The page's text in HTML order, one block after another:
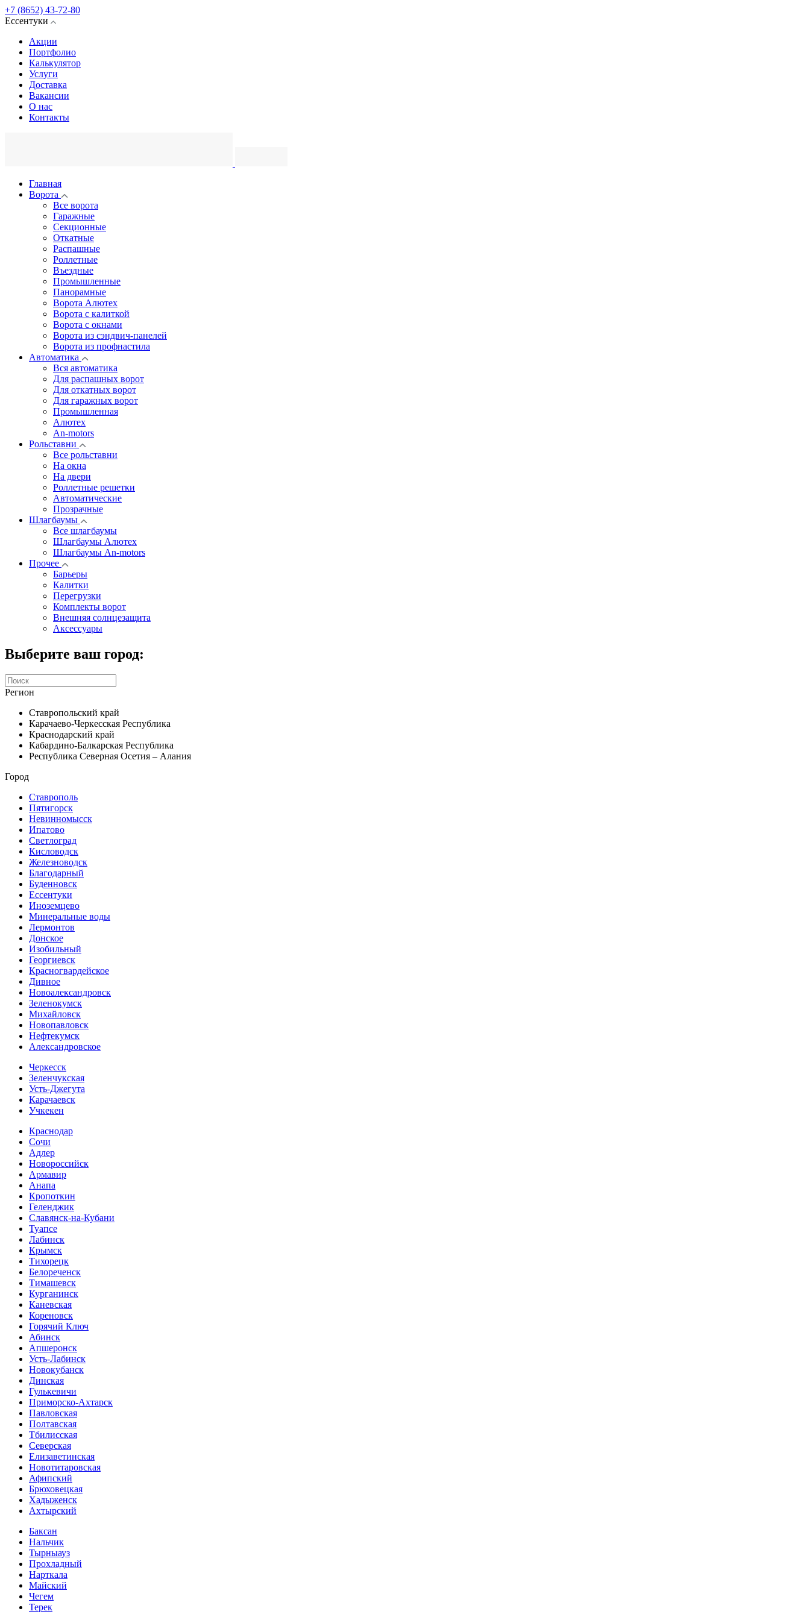
+7 (8652) 43-72-80
Ессентуки
Акции
Портфолио
Калькулятор
Услуги
Доставка
Вакансии
О нас
Контакты
Главная
Ворота
Все ворота
Гаражные
Секционные
Откатные
Распашные
Роллетные
Въездные
Промышленные
Панорамные
Ворота Алютех
Ворота с калиткой
Ворота c окнами
Ворота из сэндвич-панелей
Ворота из профнастила
Автоматика
Вся автоматика
Для распашных ворот
Для откатных ворот
Для гаражных ворот
Промышленная
Алютех
An-motors
Рольставни
Все рольставни
На окна
На двери
Роллетные решетки
Автоматические
Прозрачные
Шлагбаумы
Все шлагбаумы
Шлагбаумы Алютех
Шлагбаумы An-motors
Прочее
Барьеры
Калитки
Перегрузки
Комплекты ворот
Внешняя солнцезащита
Аксессуары
Выберите ваш город:
Регион
Ставропольский край
Карачаево-Черкесская Республика
Краснодарский край
Кабардино-Балкарская Республика
Республика Северная Осетия – Алания
Город
Ставрополь
Пятигорск
Невинномысск
Ипатово
Светлоград
Кисловодск
Железноводск
Благодарный
Буденновск
Ессентуки
Иноземцево
Минеральные воды
Лермонтов
Донское
Изобильный
Георгиевск
Красногвардейское
Дивное
Новоалександровск
Зеленокумск
Михайловск
Новопавловск
Нефтекумск
Александровское
Черкесск
Зеленчукская
Усть-Джегута
Карачаевск
Учкекен
Краснодар
Сочи
Адлер
Новороссийск
Армавир
Анапа
Кропоткин
Геленджик
Славянск-на-Кубани
Туапсе
Лабинск
Крымск
Тихорецк
Белореченск
Тимашевск
Курганинск
Каневская
Кореновск
Горячий Ключ
Абинск
Апшеронск
Усть-Лабинск
Новокубанск
Динская
Гулькевичи
Приморско-Ахтарск
Павловская
Полтавская
Тбилисская
Северская
Елизаветинская
Новотитаровская
Афипский
Брюховецкая
Хадыженск
Ахтырский
Баксан
Нальчик
Тырныауз
Прохладный
Нарткала
Майский
Чегем
Терек